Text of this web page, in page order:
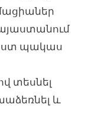
պակաս
տեսնել
և